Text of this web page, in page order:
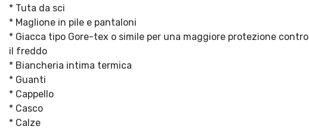
* Tuta da sci
* Maglione in pile e pantaloni
* Giacca tipo Gore-tex o simile per una maggiore protezione contro
il freddo
* Biancheria intima termica
* Guanti
* Cappello
* Casco
* Calze